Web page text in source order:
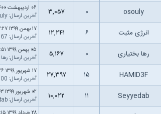
osouly ۰ ۳,۰۵۷
۰۶ اردیبهشت ۱۴۰۰ ۰۴:۴۴ ب.ظ
آخرین ارسال:
انرژی مثبت ۶ ۱۲,۲۴۱
۱۷ بهمن ۱۳۹۹ ۰۲:۲۷ ق.ظ
آخرین ارسال:
رها بختیاری ۰ ۵,۱۶۷
۰۵ بهمن ۱۳۹۹ ۰۲:۵۱ ب.ظ
آخرین ارسال:
HAMID3F ۱۵ ۲۷,۳۹۷
۱۷ شهریور ۱۳۹۹ ۰۸:۲۶ ق.ظ
آخرین ارسال:
Seyyedab ۱۱ ۱۰,۰۲۲
۰۲ شهریور ۱۳۹۹ ۱۱:۰۳ ق.ظ
آخرین ارسال: